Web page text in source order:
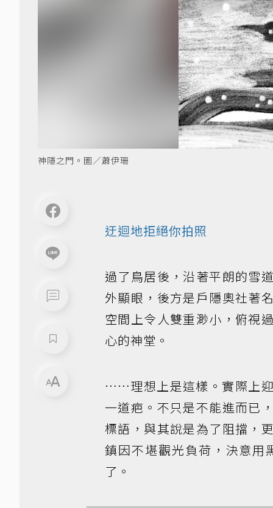
神隱之門。圖／蕭伊珊
迂迴地拒絕你拍照
過了鳥居後，沿著平朗的雪
外顯眼，後方是戶隱奧社著
空間上令人雙重渺小，俯視
心的神堂。
……理想上是這樣。實際上
一道疤。不只是不能進而已
標語，與其說是為了阻擋，
鎮因不堪觀光負荷，決意用
了。